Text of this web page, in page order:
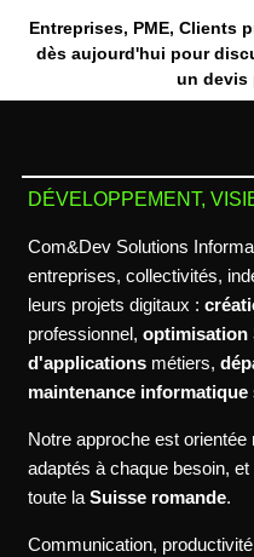
Entreprises, PME, Clients
dès aujourd'hui pour
un devis
DÉVELOPPEMENT,
Com&Dev Solutions
entreprises, collectivités,
leurs projets digitaux :
professionnel, optimisation
d'applicationsmétiers,
maintenance informatique
Notre approche est
adaptés à chaque besoin,
toute la Suisse romande.
Communication,